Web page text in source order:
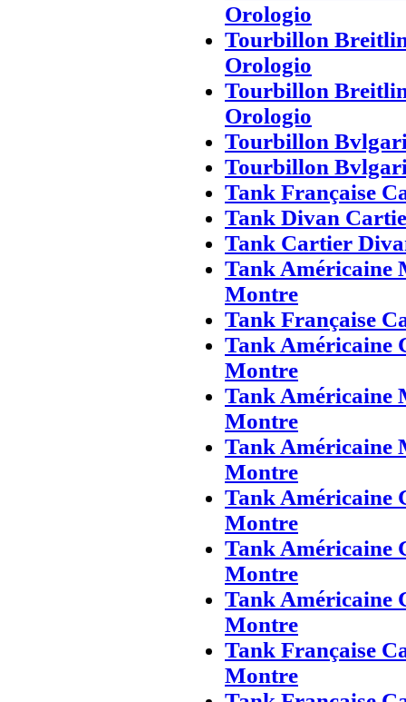
Orologio
Tourbillon
Orologio
Tourbillon
Orologio
Tourbillon
Tourbillon
Tank Française
Tank Divan
Tank Cartier
Tank Américaine
Montre
Tank Française
Tank Américaine
Montre
Tank Américaine
Montre
Tank Américaine
Montre
Tank Américaine
Montre
Tank Américaine
Montre
Tank Américaine
Montre
Tank Française
Montre